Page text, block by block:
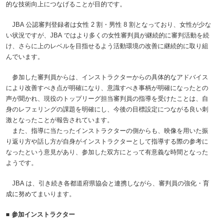
的な技術向上につなげることが目的です。
JBA 公認審判登録者は女性 2 割・男性 8 割となっており、女性が少な
い状況ですが、JBA ではより多くの女性審判員が継続的に審判活動を続
け、さらに上のレベルを目指せるよう活動環境の改善に継続的に取り組
んでいます。
参加した審判員からは、インストラクターからの具体的なアドバイス
により改善すべき点が明確になり、意識すべき事柄が明確になったとの
声が聞かれ、現役のトップリーグ担当審判員の指導を受けたことは、自
身のレフェリングの課題を明確にし、今後の目標設定につながる良い刺
激となったことが報告されています。
また、指導に当たったインストラクターの側からも、映像を用いた振
り返り方や話し方が自身がインストラクターとして指導する際の参考に
なったという意見があり、参加した双方にとって有意義な時間となった
ようです。
JBA は、引き続き各都道府県協会と連携しながら、審判員の強化・育
成に努めてまいります。
■ 参加インストラクター